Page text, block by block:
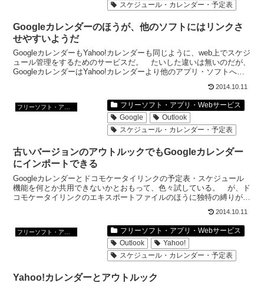
スケジュール・カレンダー・予定表
Googleカレンダーのほうが、他のソフトにはリンクさ
せやすいようだ
GoogleカレンダーもYahoo!カレンダーも同じように、web上でスケジ
ュール管理をするためのサービスだ。 たいした違いは無いのだが、
GoogleカレンダーはYahoo!カレンダーより他のアプリ・ソフトへの
2014.10.11
フリーソフト・アプリ・Webサービス
Google
Outlook
スケジュール・カレンダー・予定表
古いバージョンのアウトルックでもGoogleカレンダー
にインポートできる
Googleカレンダーとドコモケータイリンクの予定表・スケジュール
機能を何とか共用できないかとおもって、色々試している。 が、ド
コモケータイリンクのエキスポートファイルのほうに独特の縛りがあ
2014.10.11
フリーソフト・アプリ・Webサービス
Outlook
Yahoo!
スケジュール・カレンダー・予定表
Yahoo!カレンダーとアウトルック